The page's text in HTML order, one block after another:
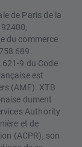
de Paris de la
du commerce
689.
9 du Code
est
(AMF). XTB
dument
Authority
et de
(ACPR), son